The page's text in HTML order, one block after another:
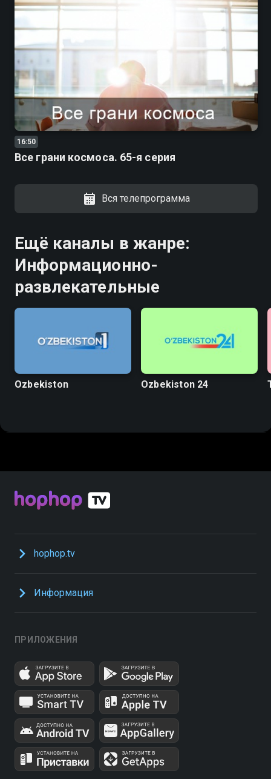
16:50
Все грани космоса. 65-я серия
Вся телепрограмма
Ещё каналы в жанре:
Информационно-
развлекательные
Ozbekiston Ozbekiston 24
hophop.tv
Информация
ПРИЛОЖЕНИЯ